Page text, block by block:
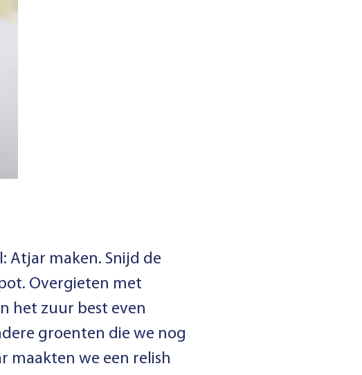
Atjar maken. Snijd de
Overgieten met
het zuur best even
groenten die we nog
maakten we een relish